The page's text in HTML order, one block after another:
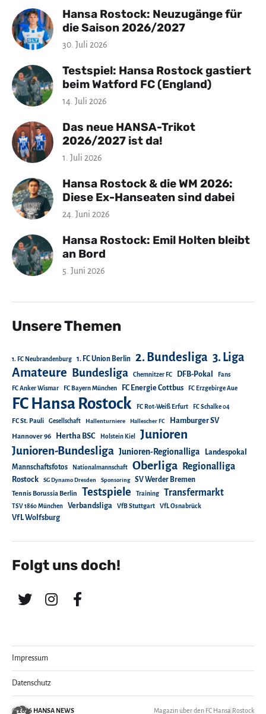
Hansa Rostock: Neuzugänge für
die Saison 2026/2027
30. Juli 2026
Testspiel: Hansa Rostock gastiert
beim Watford FC (England)
14. Juli 2026
Das neue HANSA-Trikot
2026/2027 ist da!
1. Juli 2026
Hansa Rostock & die WM 2026:
Diese Ex-Hanseaten sind dabei
24. Juni 2026
Hansa Rostock: Emil Holten bleibt
an Bord
5. Juni 2026
Unsere Themen
1. FC Neubrandenburg 1. FC Union Berlin 2. Bundesliga 3. Liga
Amateure Bundesliga Chemnitzer FC DFB-Pokal Fans
FC Anker Wismar FC Bayern München FC Energie Cottbus FC Erzgebirge Aue
FC Hansa Rostock FC Rot-Weiß Erfurt FC Schalke 04
FC St. Pauli Gesellschaft Hallenturniere Hallescher FC Hamburger SV
Hannover 96 Hertha BSC Holstein Kiel Junioren
Junioren-Bundesliga Junioren-Regionalliga
Landespokal
Mannschaftsfotos
Nationalmannschaft Oberliga Regionalliga
Rostock SG Dynamo Dresden Sponsoring SV Werder Bremen
Tennis Borussia Berlin Testspiele Training Transfermarkt
TSV 1860 München Verbandsliga VfB Stuttgart VfL Osnabrück
VfL Wolfsburg
Folgt uns doch!
Impressum
Datenschutz
© 2026 HANSA NEWS Magazin über den FC Hansa Rostock